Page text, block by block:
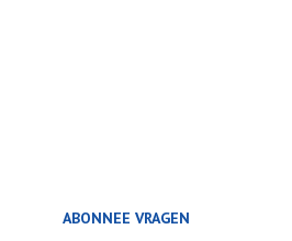
ABONNEE VRAGEN